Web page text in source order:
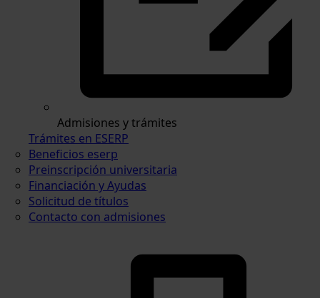
Admisiones y trámites
Trámites en ESERP
Beneficios eserp
Preinscripción universitaria
Financiación y Ayudas
Solicitud de títulos
Contacto con admisiones